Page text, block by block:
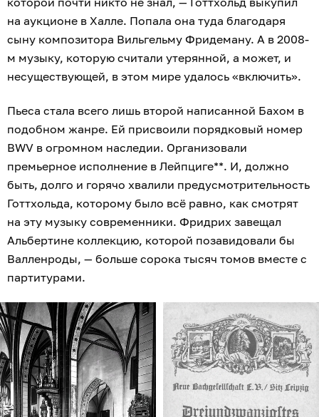
на аукционе в Халле. Попала она туда благодаря
сыну композитора Вильгельму Фридеману. А в 2008-
м музыку, которую считали утерянной, а может, и
несуществующей, в этом мире удалось «включить».
Пьеса стала всего лишь второй написанной Бахом в
подобном жанре. Ей присвоили порядковый номер
BWV в огромном наследии. Организовали
премьерное исполнение в Лейпциге**. И, должно
быть, долго и горячо хвалили предусмотрительность
Готтхольда, которому было всё равно, как смотрят
на эту музыку современники. Фридрих завещал
Альбертине коллекцию, которой позавидовали бы
Валленроды, — больше сорока тысяч томов вместе с
партитурами.